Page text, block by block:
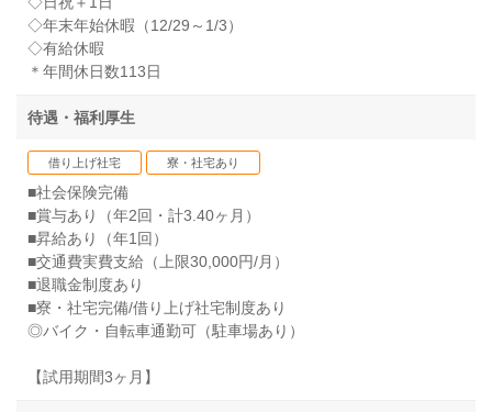
◇年末年始休暇（12/29～1/3）
◇有給休暇
＊年間休日数113日
待遇・福利厚生
借り上げ社宅 寮・社宅あり
■社会保険完備
■賞与あり（年2回・計3.40ヶ月）
■昇給あり（年1回）
■交通費実費支給（上限30,000円/月）
■退職金制度あり
■寮・社宅完備/借り上げ社宅制度あり
◎バイク・自転車通勤可（駐車場あり）
【試用期間3ヶ月】